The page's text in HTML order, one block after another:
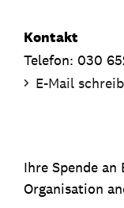
Kontakt
Telefon: 030
E-Mail
Ihre Spende
Organisation